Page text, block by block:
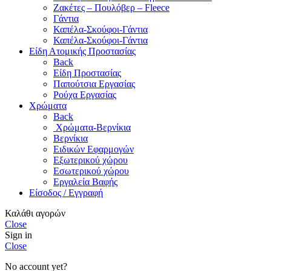
Ζακέτες – Πουλόβερ – Fleece
Γάντια
Καπέλα-Σκούφοι-Γάντια
Καπέλα-Σκούφοι-Γάντια
Είδη Ατομικής Προστασίας
Back
Είδη Προστασίας
Παπούτσια Εργασίας
Ρούχα Εργασίας
Χρώματα
Back
Χρώματα-Βερνίκια
Βερνίκια
Ειδικών Εφαρμογών
Εξωτερικού χώρου
Εσωτερικού χώρου
Εργαλεία Βαφής
Είσοδος / Εγγραφή
Καλάθι αγορών
Close
Sign in
Close
No account yet?